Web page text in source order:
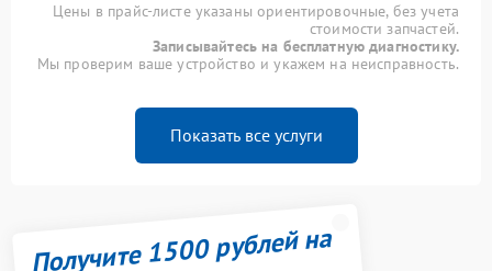
Цены в прайс-листе указаны ориентировочные, без учета
стоимости запчастей.
Записывайтесь на бесплатную диагностику.
Мы проверим ваше устройство и укажем на неисправность.
Показать все услуги
Получите 1500 рублей на